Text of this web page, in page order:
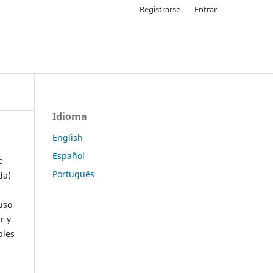
Registrarse Entrar
y
Idioma
English
Español
Português